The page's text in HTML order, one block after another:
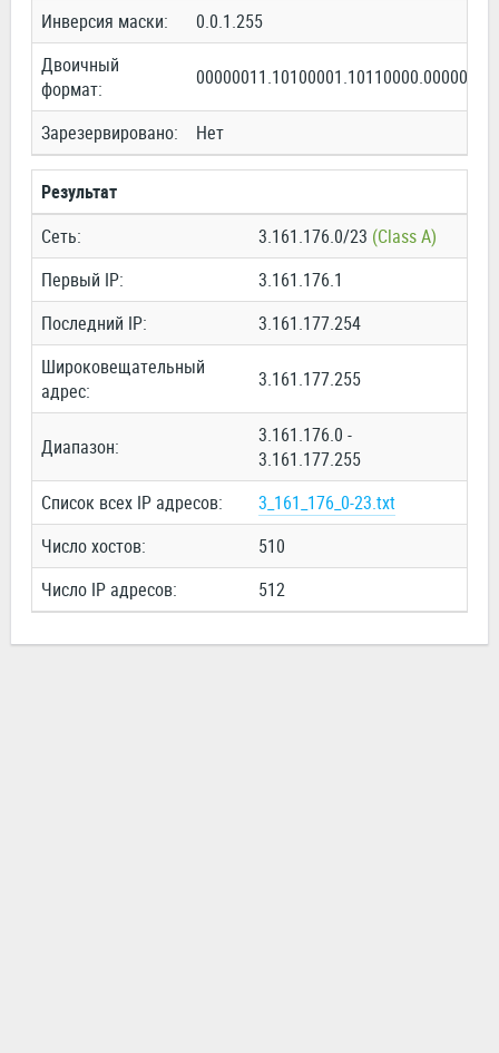
Инверсия маски:
0.0.1.255
Двоичный
формат:
00000011.10100001.10110000.00000000
Зарезервировано: Нет
Результат
Сеть:
3.161.176.0/23 (Class A)
Первый IP:
3.161.176.1
Последний IP:
3.161.177.254
Широковещательный
адрес:
3.161.177.255
Диапазон:
3.161.176.0 -
3.161.177.255
Список всех IP адресов:
3_161_176_0-23.txt
Число хостов:
510
Число IP адресов:
512